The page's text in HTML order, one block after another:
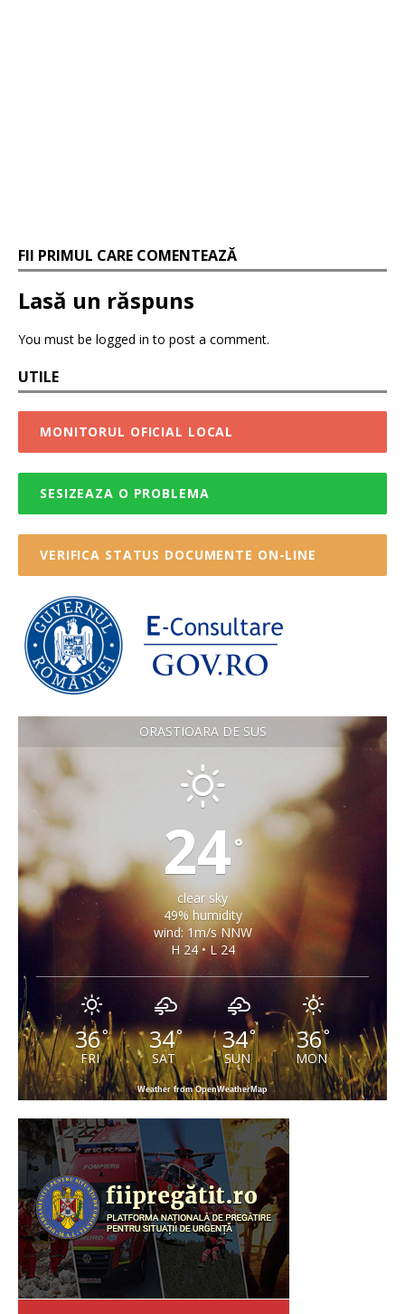
FII PRIMUL CARE COMENTEAZĂ
Lasă un răspuns
You must be logged in to post a comment.
UTILE
MONITORUL OFICIAL LOCAL
SESIZEAZA O PROBLEMA
VERIFICA STATUS DOCUMENTE ON-LINE
ORASTIOARA DE SUS
24°
clear sky
49% humidity
wind: 1m/s NNW
H 24 • L 24
36°
FRI
34°
SAT
34°
SUN
36°
MON
Weather from OpenWeatherMap